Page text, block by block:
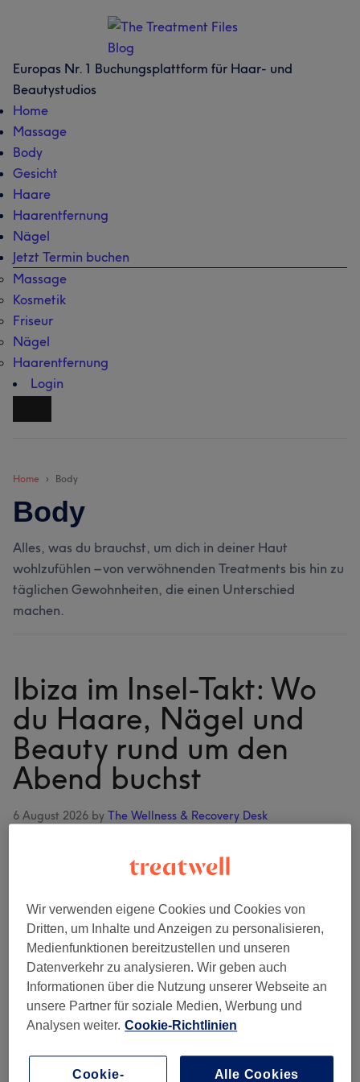
content
menu
Europas Nr. 1 Buchungsplattform für Haar- und
Beautystudios
Home
Massage
Body
Gesicht
Haare
Haarentfernung
Nägel
Jetzt Termin buchen
Massage
Kosmetik
Friseur
Nägel
Haarentfernung
Login
Home Body
Body
Alles, was du brauchst, um dich in deiner Haut
wohlzufühlen – von verwöhnenden Treatments bis hin zu
täglichen Gewohnheiten, die einen Unterschied
machen.
Ibiza im Insel-Takt: Wo
du Haare, Nägel und
Beauty rund um den
Abend buchst
6 August 2026 by The Wellness & Recovery Desk
Dreizehn Salons und Studios, von
Ibiza-Stadt bis an die Küsten,
alle mit echten Bewertungen,
Preisen, die du vor der Buchung
siehst, und Terminen, die du
online reservierst. So bringst du
Haare, Nägel und Beauty
zwischen Strand, Boot und jener fragwürdigen
Entscheidung nach Sonnenuntergang in Ordnung.
Zeitplan. Das …[Weiterlesen...]
Infos
Wir verwenden eigene Cookies und Cookies von
Dritten, um Inhalte und Anzeigen zu personalisieren,
Medienfunktionen bereitzustellen und unseren
Datenverkehr zu analysieren. Wir geben auch
Informationen über die Nutzung unserer Webseite an
unsere Partner für soziale Medien, Werbung und
Analysen weiter. Cookie-Richtlinien
Cookie-
Alle Cookies